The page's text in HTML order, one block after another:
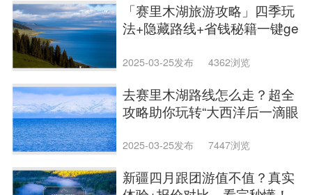
「赛里木湖旅游攻略」四季玩
法+隐藏路线+省钱秘籍一键ge
2025-03-25发布 4362浏览
去赛里木湖路线怎么走？超全
攻略助你玩转“大西洋后一滴眼
2025-03-25发布 7447浏览
新疆四月跟团游值不值？真实